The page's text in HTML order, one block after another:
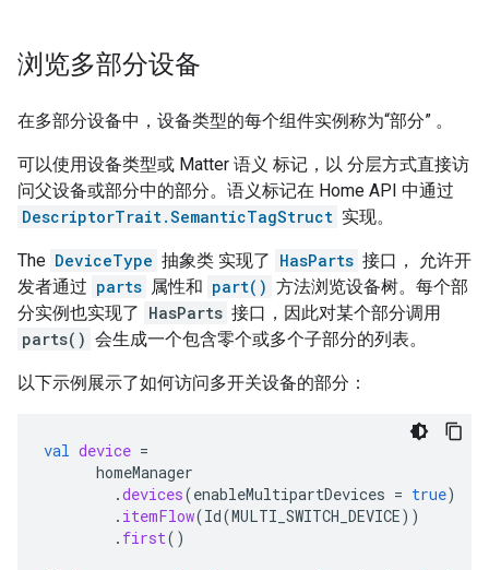
浏览多部分设备
在多部分设备中，设备类型的每个组件实例称为“部分” 。
可以使用设备类型或 Matter 语义 标记，以 分层方式直接访
问父设备或部分中的部分。语义标记在 Home API 中通过
DescriptorTrait.SemanticTagStruct 实现。
The DeviceType 抽象类 实现了 HasParts 接口， 允许开
发者通过 parts 属性和 part() 方法浏览设备树。每个部
分实例也实现了 HasParts 接口，因此对某个部分调用
parts() 会生成一个包含零个或多个子部分的列表。
以下示例展示了如何访问多开关设备的部分：
val device =
homeManager
.devices(enableMultipartDevices = true)
. itemFlow(Id(MULTI_SWITCH_DEVICE))
. first()